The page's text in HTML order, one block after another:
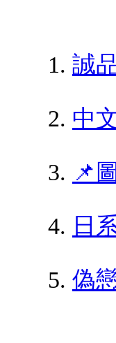
誠
中
📌
日
偽